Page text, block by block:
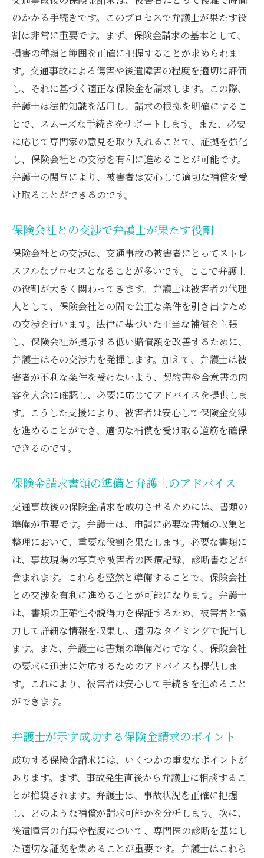
のかかる手続きです。このプロセスで弁護士が果たす役
割は非常に重要です。まず、保険金請求の基本として、
損害の種類と範囲を正確に把握することが求められま
す。交通事故による傷害や後遺障害の程度を適切に評価
し、それに基づく適正な保険金を請求します。この際、
弁護士は法的知識を活用し、請求の根拠を明確にするこ
とで、スムーズな手続きをサポートします。また、必要
に応じて専門家の意見を取り入れることで、証拠を強化
し、保険会社との交渉を有利に進めることが可能です。
弁護士の関与により、被害者は安心して適切な補償を受
け取ることができるのです。
保険会社との交渉で弁護士が果たす役割
保険会社との交渉は、交通事故の被害者にとってストレ
スフルなプロセスとなることが多いです。ここで弁護士
の役割が大きく関わってきます。弁護士は被害者の代理
人として、保険会社との間で公正な条件を引き出すため
の交渉を行います。法律に基づいた正当な補償を主張
し、保険会社が提示する低い賠償額を改善するために、
弁護士はその交渉力を発揮します。加えて、弁護士は被
害者が不利な条件を受けないよう、契約書や合意書の内
容を入念に確認し、必要に応じてアドバイスを提供しま
す。こうした支援により、被害者は安心して保険金交渉
を進めることができ、適切な補償を受け取る道筋を確保
できるのです。
保険金請求書類の準備と弁護士のアドバイス
交通事故後の保険金請求を成功させるためには、書類の
準備が重要です。弁護士は、申請に必要な書類の収集と
整理において、重要な役割を果たします。必要な書類に
は、事故現場の写真や被害者の医療記録、診断書などが
含まれます。これらを整然と準備することで、保険会社
との交渉を有利に進めることが可能になります。弁護士
は、書類の正確性や説得力を保証するため、被害者と協
力して詳細な情報を収集し、適切なタイミングで提出し
ます。また、弁護士は書類の準備だけでなく、保険会社
の要求に迅速に対応するためのアドバイスも提供しま
す。これにより、被害者は安心して手続きを進めること
ができます。
弁護士が示す成功する保険金請求のポイント
成功する保険金請求には、いくつかの重要なポイントが
あります。まず、事故発生直後から弁護士に相談するこ
とが推奨されます。弁護士は、事故状況を正確に把握
し、どのような補償が請求可能かを分析します。次に、
後遺障害の有無や程度について、専門医の診断を基にし
た適切な証拠を集めることが重要です。弁護士はこれら